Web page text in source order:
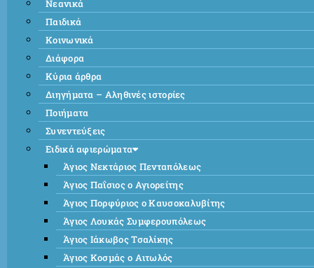
Νεανικά
Παιδικά
Κοινωνικά
Διάφορα
Κύρια άρθρα
Διηγήματα – Αληθινές ιστορίες
Ποιήματα
Συνεντεύξεις
Ειδικά αφιερώματα
Άγιος Νεκτάριος Πενταπόλεως
Άγιος Παΐσιος ο Αγιορείτης
Άγιος Πορφύριος ο Καυσοκαλυβίτης
Άγιος Λουκάς Συμφερουπόλεως
Άγιος Ιάκωβος Τσαλίκης
Άγιος Κοσμάς ο Αιτωλός